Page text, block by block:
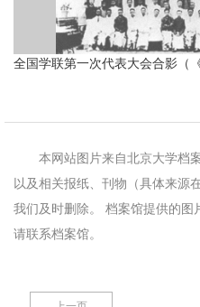
全国学联第一次代表大会合影（
本网站图片来自北京大学档
以及相关报纸、刊物（具体来源
我们及时删除。 档案馆提供的图
请联系档案馆。